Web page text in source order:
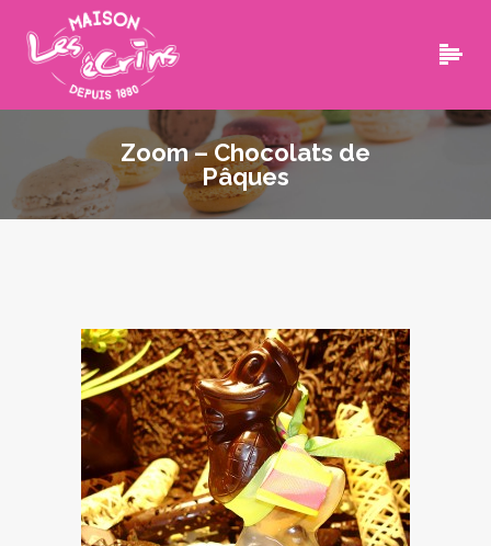
Zoom – Chocolats de
Pâques